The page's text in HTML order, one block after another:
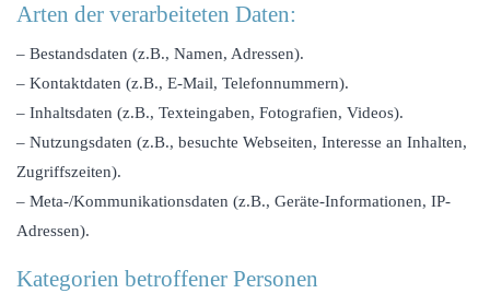
Arten der verarbeiteten Daten:
– Bestandsdaten (z.B., Namen, Adressen).
– Kontaktdaten (z.B., E-Mail, Telefonnummern).
– Inhaltsdaten (z.B., Texteingaben, Fotografien, Videos).
– Nutzungsdaten (z.B., besuchte Webseiten, Interesse an Inhalten,
Zugriffszeiten).
– Meta-/Kommunikationsdaten (z.B., Geräte-Informationen, IP-
Adressen).
Kategorien betroffener Personen